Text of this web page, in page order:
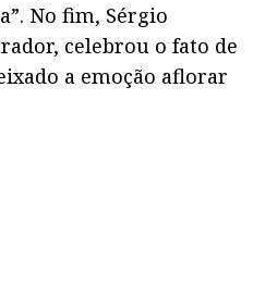
No fim, Sérgio
celebrou o fato de
a emoção aflorar